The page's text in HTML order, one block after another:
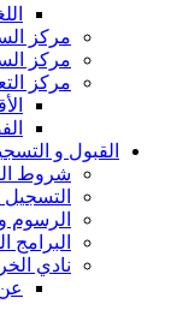
مركز
مركز
مركز
القبول و
شروط
التسجيل
الرسوم
البرامج
نادي